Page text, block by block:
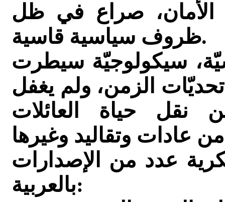
الأمان، صراع في ظل
ظروف سياسية قاسية.
سيكولوجيّة سيطرت
الزمن، ولم يغفل
نقل حياة العائلات
عدد من الإصدارات
بالعربية: